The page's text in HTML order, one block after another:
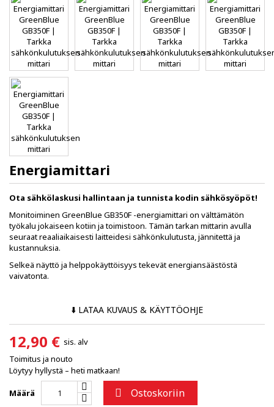
Energiamittari
Ota sähkölaskusi hallintaan ja tunnista kodin sähkösyöpöt!
Monitoiminen GreenBlue GB350F -energiamittari on välttämätön
työkalu jokaiseen kotiin ja toimistoon. Tämän tarkan mittarin avulla
seuraat reaaliaikaisesti laitteidesi sähkönkulutusta, jännitettä ja
kustannuksia.
Selkeä näyttö ja helppokäyttöisyys tekevät energiansäästöstä
vaivatonta.
⬇️ LATAA KUVAUS & KÄYTTÖOHJE
12,90 € sis. alv
Toimitus ja nouto
Löytyy hyllystä – heti matkaan!
Määrä  Ostoskoriin